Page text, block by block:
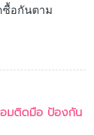
ซื้อกันตาม
มติดมือ ป้องกัน